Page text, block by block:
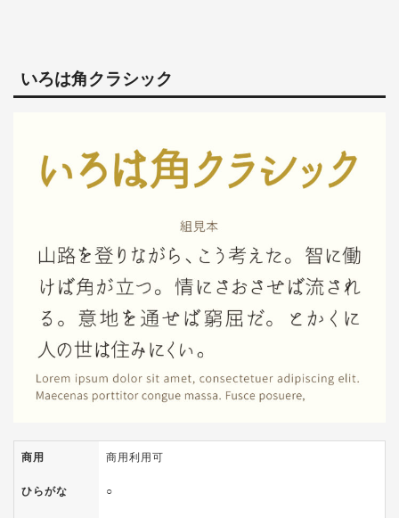
いろは角クラシック
商用 商用利用可
ひらがな ○